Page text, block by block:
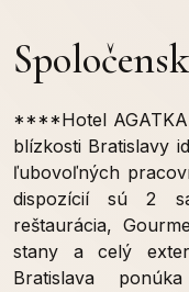
****Hotel AGATKA
blízkosti Bratislavy
ľubovoľných
dispozícií sú 2
reštaurácia,
stany a celý
Bratislava